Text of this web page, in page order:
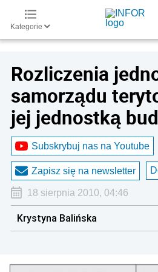
Kategorie
Rozliczenia
samorządu
jej jednostką
Subskrybuj nas na Youtube
Zapisz się na newsletter
18 sierpnia 2010, 04:46
Krystyna Balińska